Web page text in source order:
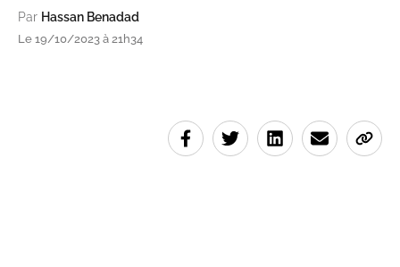
Par Hassan Benadad
Le 19/10/2023 à 21h34